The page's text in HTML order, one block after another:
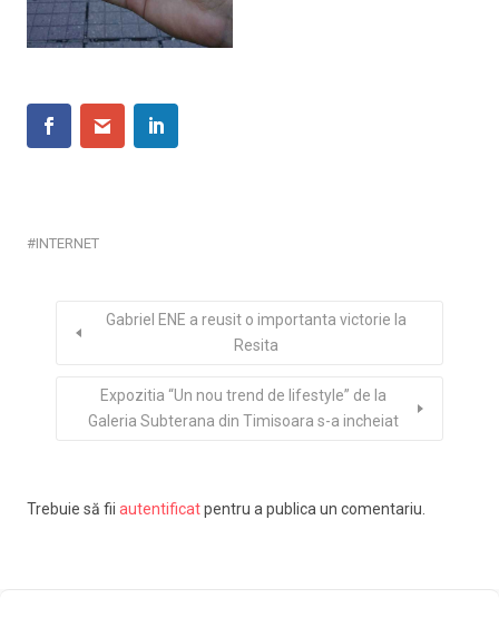
INTERNET
Gabriel ENE a reusit o importanta victorie la
Resita
Expozitia “Un nou trend de lifestyle” de la
Galeria Subterana din Timisoara s-a incheiat
Trebuie să fii autentificatpentru a publica un comentariu.